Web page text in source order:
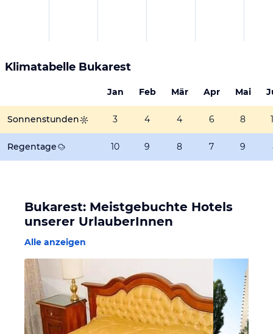
Klimatabelle Bukarest
Jan Feb Mär Apr Mai
Sonnenstunden 3 4 4 6 8
Regentage 10 9 8 7 9
Bukarest: Meistgebuchte Hotels
unserer UrlauberInnen
Alle anzeigen